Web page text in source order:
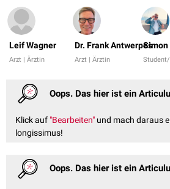
Leif Wagner
Arzt | Ärztin
Dr. Frank Antwerpes
Arzt | Ärztin
Simon
Oops. Das hier ist ein
Klick auf "Bearbeiten" und mach daraus
longissimus!
Oops. Das hier ist ein